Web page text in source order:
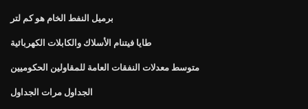
برميل النفط الخام هو كم لتر
طايا فيتنام الأسلاك والكابلات الكهربائية
متوسط ​​معدلات النفقات العامة للمقاولين الحكوميين
الجداول مرات الجداول